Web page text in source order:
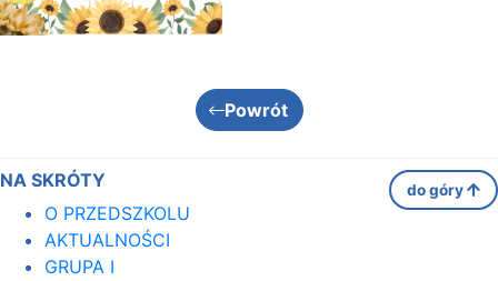
Powrót
NA SKRÓTY do góry
O PRZEDSZKOLU
AKTUALNOŚCI
GRUPA I